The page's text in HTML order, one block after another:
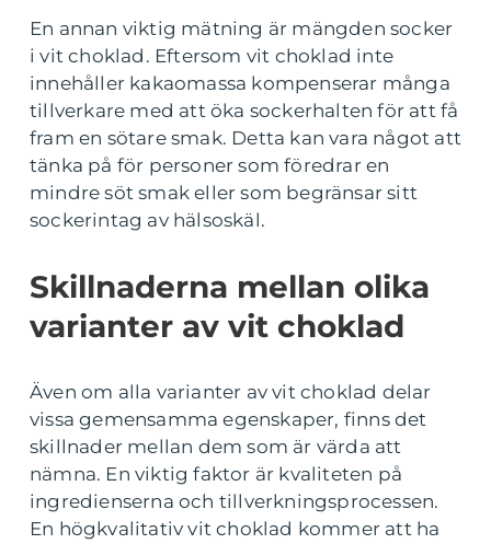
En annan viktig mätning är mängden socker
i vit choklad. Eftersom vit choklad inte
innehåller kakaomassa kompenserar många
tillverkare med att öka sockerhalten för att få
fram en sötare smak. Detta kan vara något att
tänka på för personer som föredrar en
mindre söt smak eller som begränsar sitt
sockerintag av hälsoskäl.
Skillnaderna mellan olika
varianter av vit choklad
Även om alla varianter av vit choklad delar
vissa gemensamma egenskaper, finns det
skillnader mellan dem som är värda att
nämna. En viktig faktor är kvaliteten på
ingredienserna och tillverkningsprocessen.
En högkvalitativ vit choklad kommer att ha